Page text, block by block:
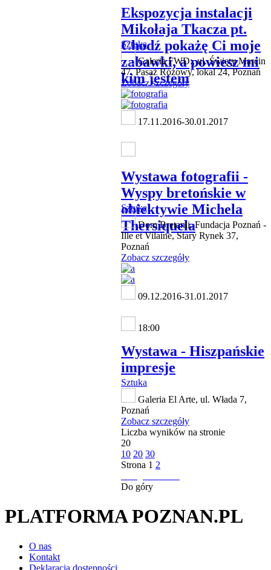
Ekspozycja instalacji
Mikołaja Tkacza pt.
Chodź pokażę Ci moje
zabawki, a powiesz mi
kim jestem
Sztuka
Galeria FWD:, ul. Święty Marcin
47, Pasaż Różowy, lokal 24, Poznań
Zobacz szczegóły
17.11.2016-30.01.2017
Wystawa fotografii -
Wyspy bretońskie w
obiektywie Michela
Thersiquela
Sztuka
Dom Bretanii. Fundacja Poznań -
Ille et Vilaine, Stary Rynek 37,
Poznań
Zobacz szczegóły
09.12.2016-31.01.2017
18:00
Wystawa - Hiszpańskie
impresje
Sztuka
Galeria El Arte, ul. Włada 7,
Poznań
Zobacz szczegóły
Liczba wyników na stronie
20
10 20 30
Strona 1 2
Do góry
PLATFORMA POZNAN.PL
O nas
Kontakt
Deklaracja dostępności